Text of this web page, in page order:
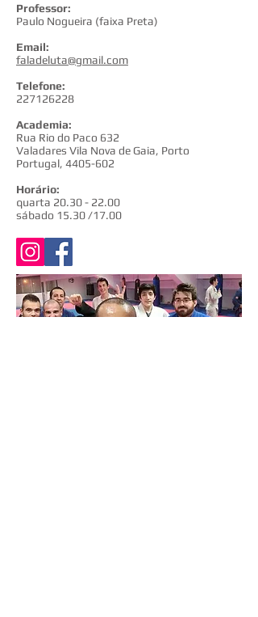
Professor:
Paulo Nogueira (faixa Preta)
Email:
faladeluta@gmail.com
Telefone:
227126228
Academia:
Rua Rio do Paco 632
Valadares Vila Nova de Gaia, Porto
Portugal, 4405-602
Horário:
quarta 20.30 - 22.00
sábado 15.30 /17.00